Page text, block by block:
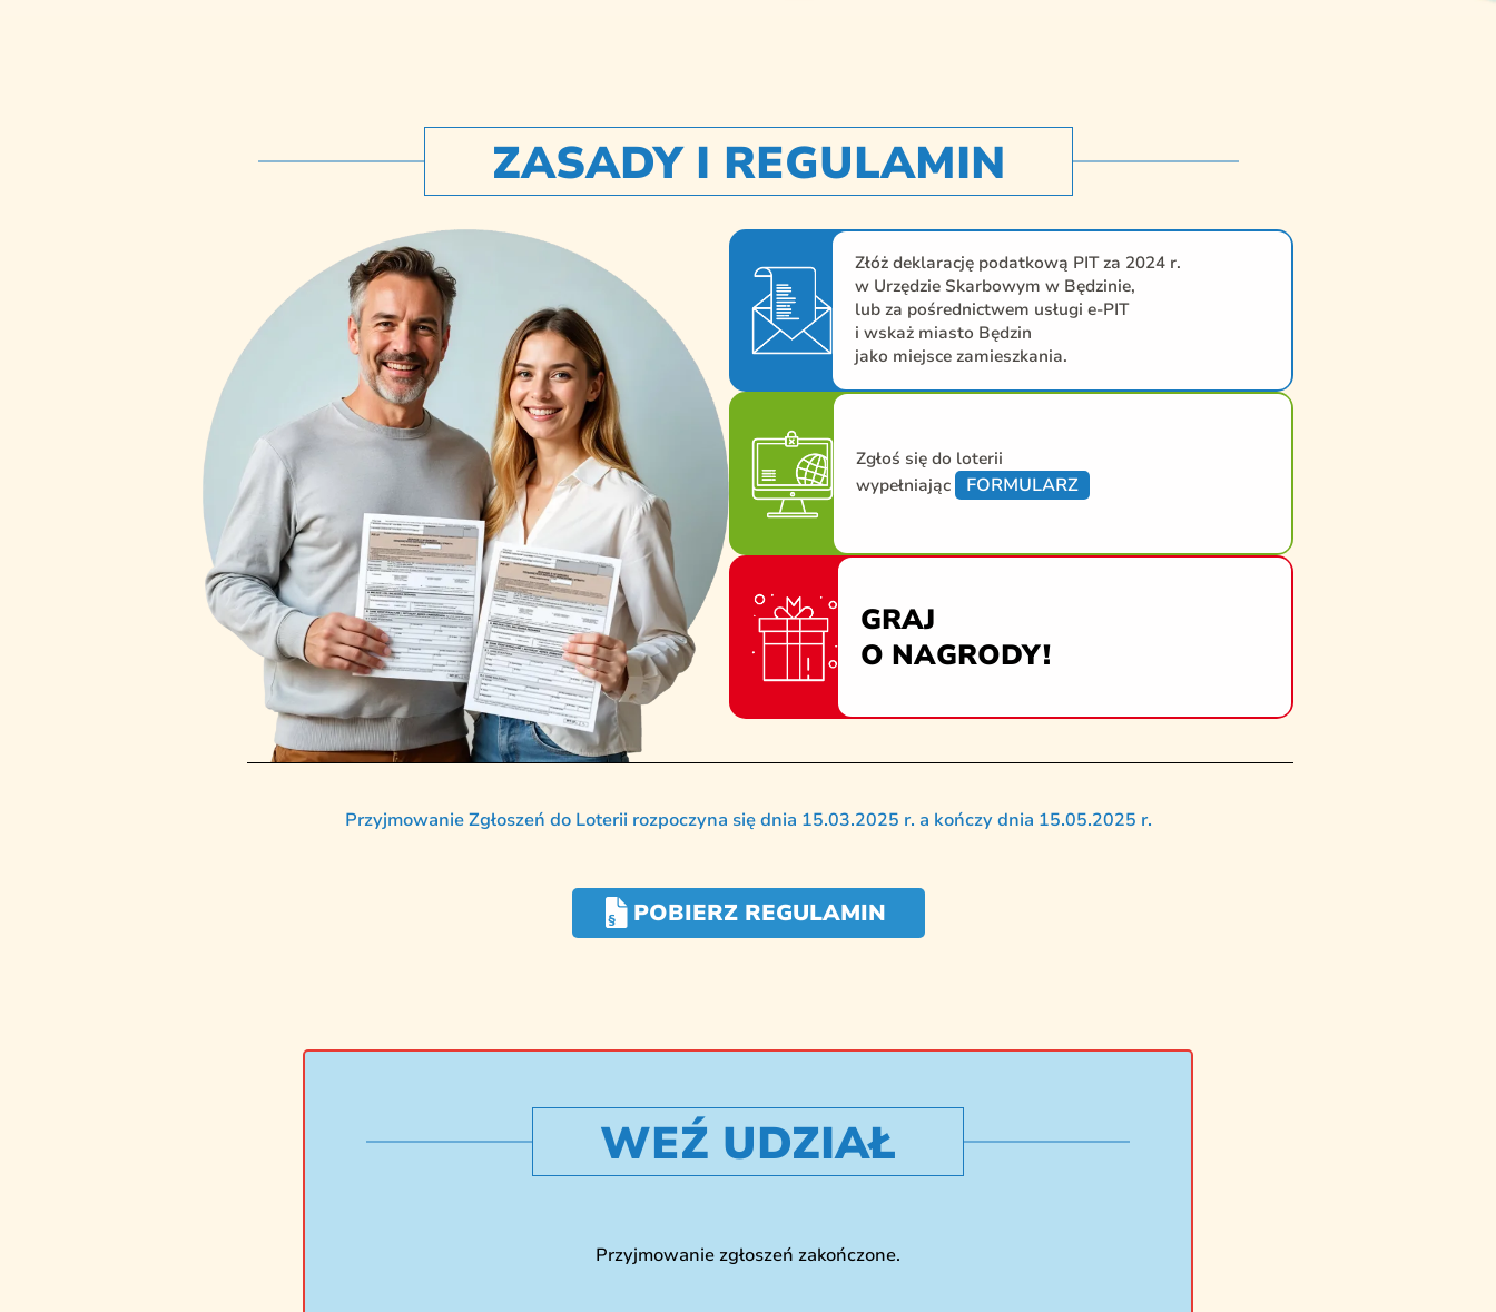
ZASADY I REGULAMIN
Złóż deklarację podatkową PIT za 2024 r.
w Urzędzie Skarbowym w Będzinie,
lub za pośrednictwem usługi e-PIT
i wskaż miasto Będzin
jako miejsce zamieszkania.
Zgłoś się do loterii
wypełniając
FORMULARZ
GRAJ
O NAGRODY!
Przyjmowanie Zgłoszeń do Loterii rozpoczyna się dnia 15.03.2025 r. a kończy dnia 15.05.2025 r.
POBIERZ REGULAMIN
WEŹ UDZIAŁ
Przyjmowanie zgłoszeń zakończone.